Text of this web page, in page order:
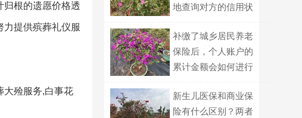
归根的遗愿价格透
力提供殡葬礼仪服
大殓服务,白事花
地查询对方的信用状
补缴了城乡居民养老
保险后，个人账户的
累计金额会如何进行
新生儿医保和商业保
险有什么区别？两者